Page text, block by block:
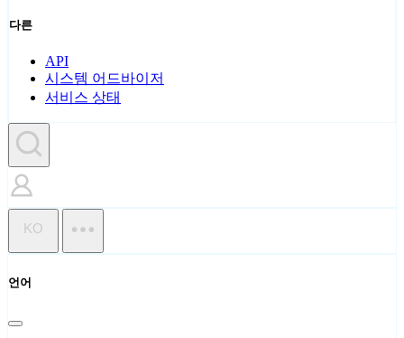
다른
API
시스템 어드바이저
서비스 상태
KO
언어